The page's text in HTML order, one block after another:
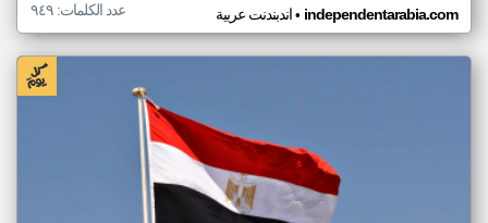
اندبندنت عربية• independentarabia.com عدد الكلمات: ٩٤٩